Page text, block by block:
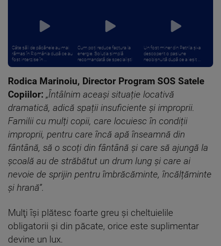
Câte săli de păcănele au mai
rămas în România după ce au
fost interzise în ...
Cum poți reduce factura la
energie. Soluția simplă
recomandată de specialiști
Un fost miner din Petrila și-a
descoperit o pasiune
neobișnuită după ce a ieșit ...
Rodica Marinoiu, Director Program SOS Satele
Copiilor: „Întâlnim aceași situație locativă
dramatică, adică spații insuficiente și improprii.
Familii cu mulți copii, care locuiesc în condiții
improprii, pentru care încă apă înseamnă din
fântână, să o scoți din fântână și care să ajungă la
școală au de străbătut un drum lung și care ai
nevoie de sprijin pentru îmbrăcăminte, încălțăminte
și hrană”.
Mulţi îşi plătesc foarte greu și cheltuielile
obligatorii și din păcate, orice este suplimentar
devine un lux.